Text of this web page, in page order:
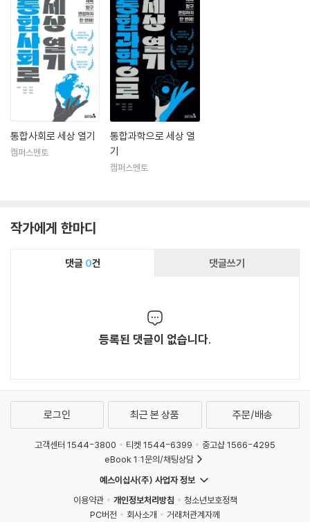
통합사회로 세상 열기
캠퍼스멘토
통합과학으로 세상 열
기
캠퍼스멘토
작가에게 한마디
댓글 0건 댓글쓰기
등록된 댓글이 없습니다.
로그인 최근 본 상품 주문/배송
고객센터 1544-3800 티켓 1544-6399
중고샵 1566-4295
eBook 1:1문의/채팅상담
예스이십사(주) 사업자 정보
이용약관
개인정보처리방침
청소년보호정책
PC버전
회사소개 거래처관계자께